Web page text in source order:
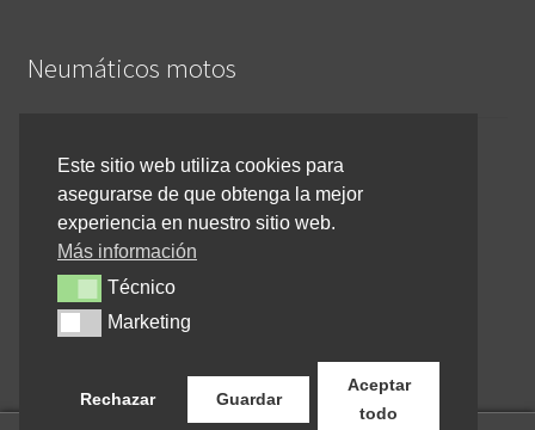
Neumáticos motos
Inicio
Cómo comprar online
Devoluciones y reembolsos
Cancelar pedido
Contacto
Este sitio web utiliza cookies para
asegurarse de que obtenga la mejor
experiencia en nuestro sitio web.
Más información
TécnicoTécnico
MarketingMarketing
Rechazar Guardar
Aceptar
todo